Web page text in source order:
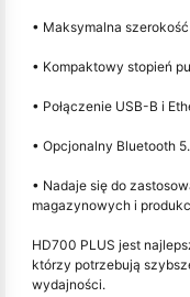
• Maksymalna
• Kompaktowy stopień
• Połączenie USB-B i
• Opcjonalny Bluetooth
• Nadaje się do
magazynowych i
HD700 PLUS jest
którzy potrzebują
wydajności.